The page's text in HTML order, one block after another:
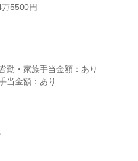
5500円
勤・家族手当金額：あり
当金額：あり